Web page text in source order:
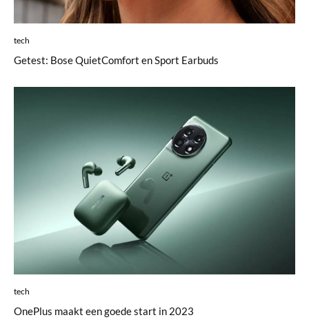
tech
Getest: Bose QuietComfort en Sport Earbuds
tech
OnePlus maakt een goede start in 2023